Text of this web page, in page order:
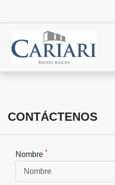
CONTÁCTENOS
Nombre *